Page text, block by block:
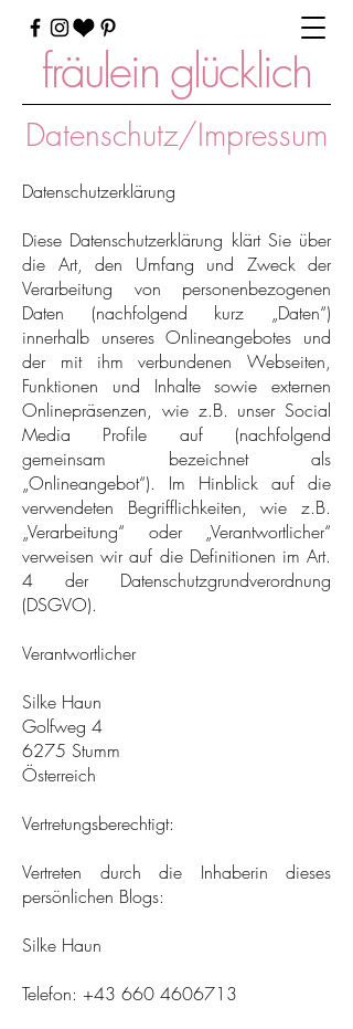
fräulein glücklich
Datenschutz/Impressum
Datenschutzerklärung
Diese Datenschutzerklärung klärt Sie über
die Art, den Umfang und Zweck der
Verarbeitung von personenbezogenen
Daten (nachfolgend kurz „Daten“)
innerhalb unseres Onlineangebotes und
der mit ihm verbundenen Webseiten,
Funktionen und Inhalte sowie externen
Onlinepräsenzen, wie z.B. unser Social
Media Profile auf (nachfolgend
gemeinsam bezeichnet als
„Onlineangebot“). Im Hinblick auf die
verwendeten Begrifflichkeiten, wie z.B.
„Verarbeitung“ oder „Verantwortlicher“
verweisen wir auf die Definitionen im Art.
4 der Datenschutzgrundverordnung
(DSGVO).
Verantwortlicher
Silke Haun
Golfweg 4
6275 Stumm
Österreich
Vertretungsberechtigt:
Vertreten durch die Inhaberin dieses
persönlichen Blogs:
Silke Haun
Telefon: +43 660 4606713